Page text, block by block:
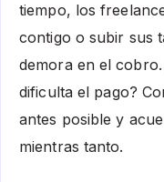
tiempo, los
contigo o subir sus
demora en el
dificulta el pago?
antes posible y
mientras tanto.